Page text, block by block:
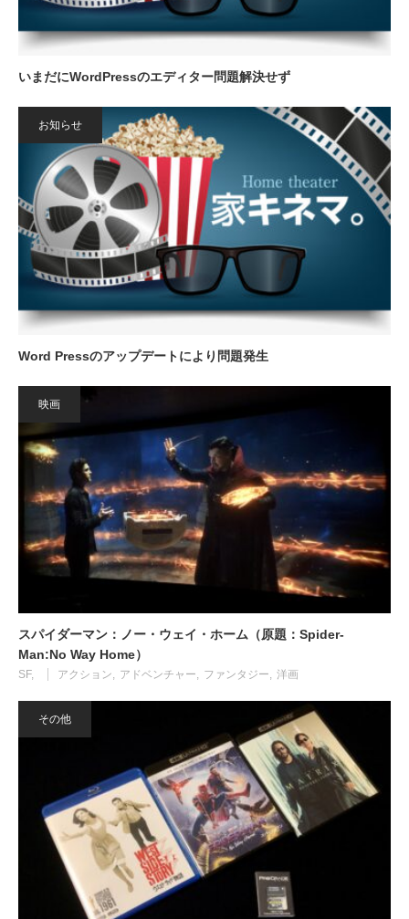
いまだにWordPressのエディター問題解決せず
お知らせ
Word Pressのアップデートにより問題発生
映画
スパイダーマン：ノー・ウェイ・ホーム（原題：Spider-
Man:No Way Home）
SF アクション アドベンチャー ファンタジー 洋画
その他